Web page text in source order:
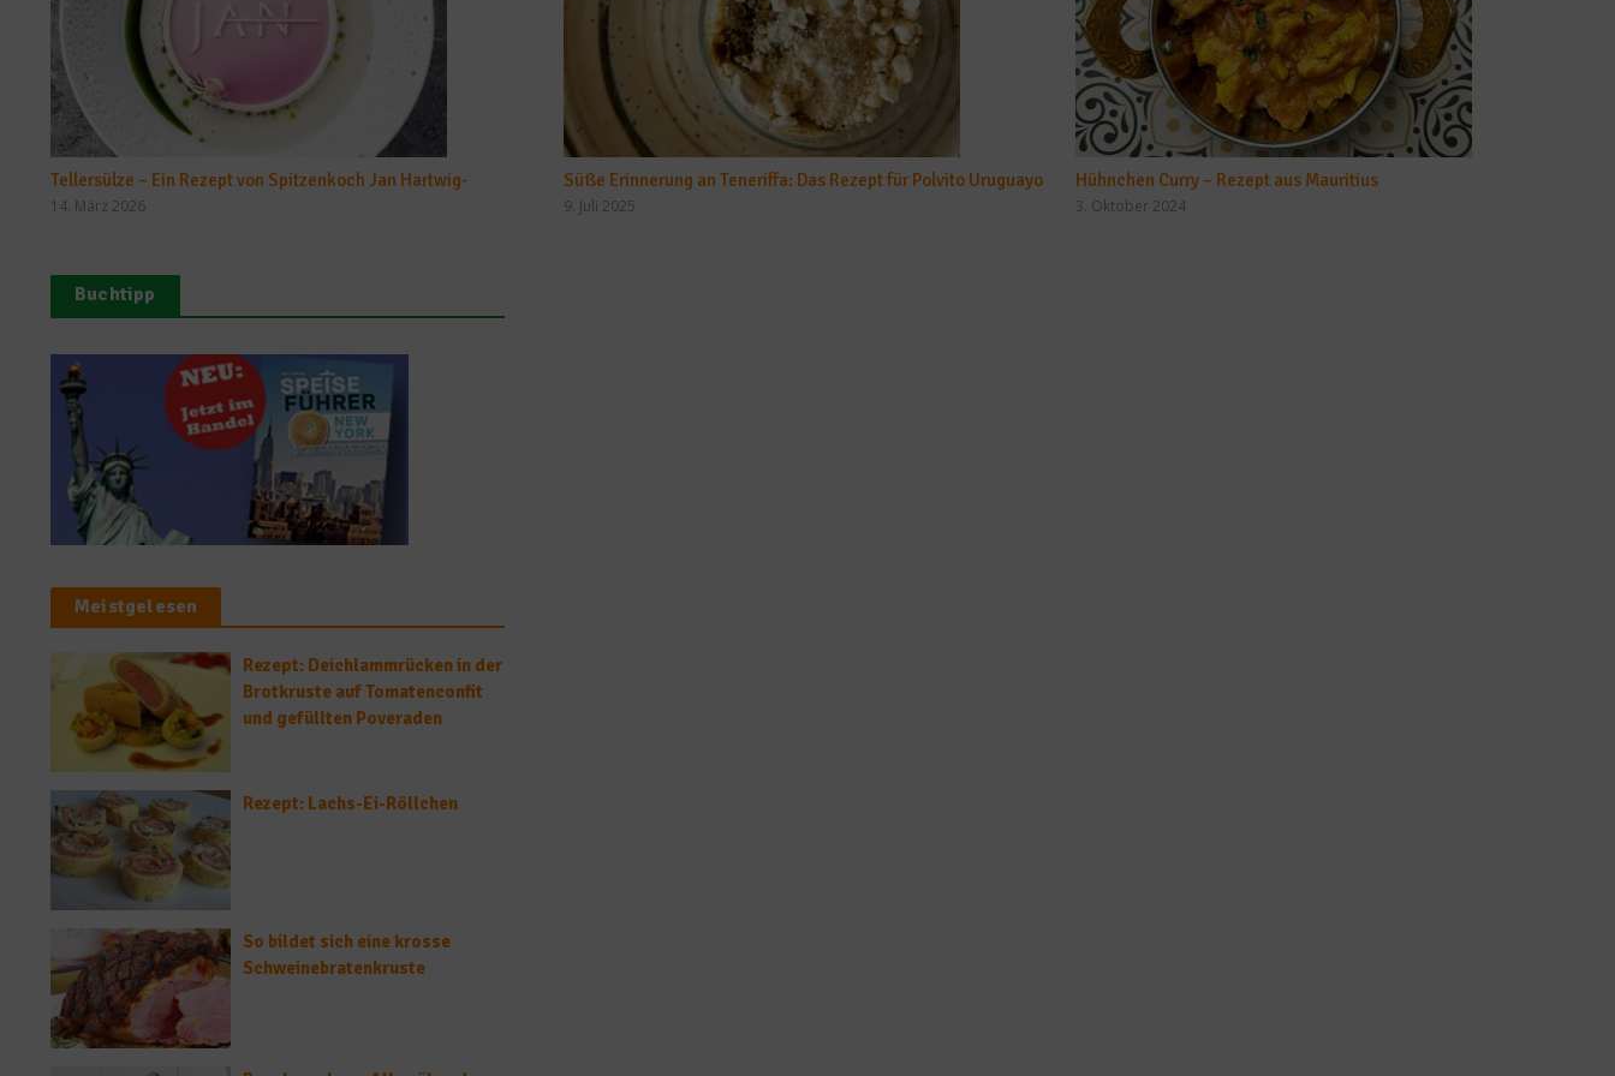
Tellersülze – Ein Rezept von Spitzenkoch Jan Hartwig-
14. März 2026
Süße Erinnerung an Teneriffa: Das Rezept für Polvito Uruguayo
9. Juli 2025
Hühnchen Curry – Rezept aus Mauritius
3. Oktober 2024
Buchtipp
Meistgelesen
Rezept: Deichlammrücken in der
Brotkruste auf Tomatenconfit
und gefüllten Poveraden
Rezept: Lachs-Ei-Röllchen
So bildet sich eine krosse
Schweinebratenkruste